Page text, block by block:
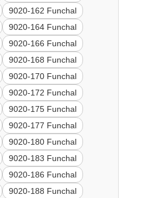
9020-162 Funchal
9020-164 Funchal
9020-166 Funchal
9020-168 Funchal
9020-170 Funchal
9020-172 Funchal
9020-175 Funchal
9020-177 Funchal
9020-180 Funchal
9020-183 Funchal
9020-186 Funchal
9020-188 Funchal